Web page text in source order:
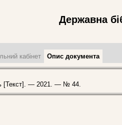
Державна
кабінет Опис документа
[Текст]. — 2021. — № 44.